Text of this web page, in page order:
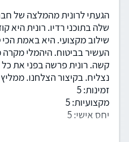
הגעתי לרונית מהמלצה של
שלה בתוכני רדיו. רונית
שילוב מקצועי. היא באמת
העשיר בביטוח. היהמלי
קשה. רונית פרשה בפני את כל
נצליח. בקיצור הצלחנו.
זמינות: 5
מקצועיות: 5
יחס אישי: 5